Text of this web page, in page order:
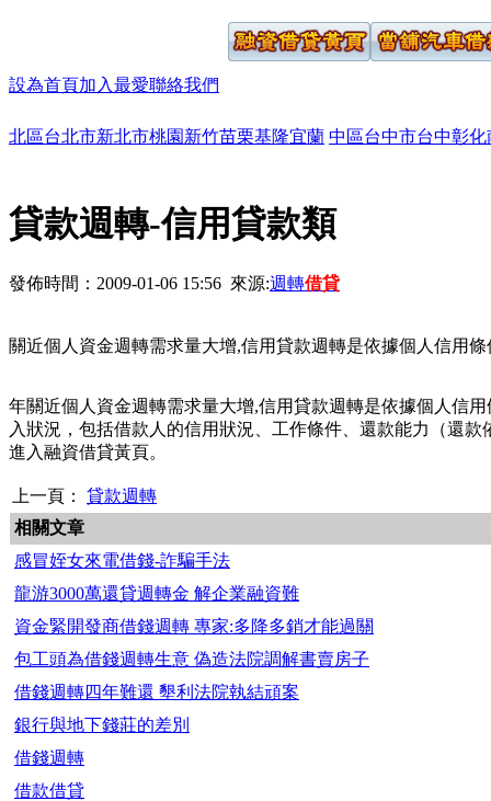
設為首頁加入最愛聯絡我們
北區台北市新北市桃園 新竹苗栗基隆宜蘭 中區台中市台中彰化
貸款週轉-信用貸款類
發佈時間：2009-01-06 15:56 來源:週轉借貸
關近個人資金週轉需求量大增,信用貸款週轉是依據個人信用
年關近個人資金週轉需求量大增,信用貸款週轉是依據個人信
入狀況，包括借款人的信用狀況、工作條件、還款能力（還
進入融資借貸黃頁。
上一頁： 貸款週轉
相關文章
感冒姪女來電借錢-詐騙手法
龍游3000萬還貸週轉金 解企業融資難
資金緊開發商借錢週轉 專家:多降多銷才能過關
包工頭為借錢週轉生意 偽造法院調解書賣房子
借錢週轉四年難還 墾利法院執結頑案
銀行與地下錢莊的差別
借錢週轉
借款借貸